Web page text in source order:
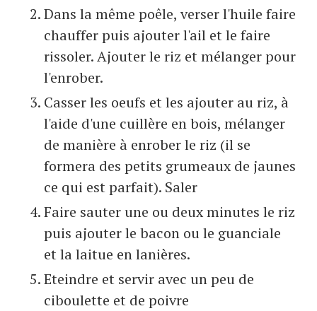
Dans la même poêle, verser l'huile faire
chauffer puis ajouter l'ail et le faire
rissoler. Ajouter le riz et mélanger pour
l'enrober.
Casser les oeufs et les ajouter au riz, à
l'aide d'une cuillère en bois, mélanger
de manière à enrober le riz (il se
formera des petits grumeaux de jaunes
ce qui est parfait). Saler
Faire sauter une ou deux minutes le riz
puis ajouter le bacon ou le guanciale
et la laitue en lanières.
Eteindre et servir avec un peu de
ciboulette et de poivre